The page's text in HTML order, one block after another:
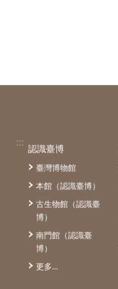
:::
認識臺博
臺灣博物館
本館（認識臺博）
古生物館（認識臺
博）
南門館（認識臺
博）
更多...